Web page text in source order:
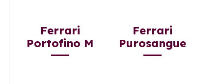
Ferrari
Portofino M
Ferrari
Purosangue